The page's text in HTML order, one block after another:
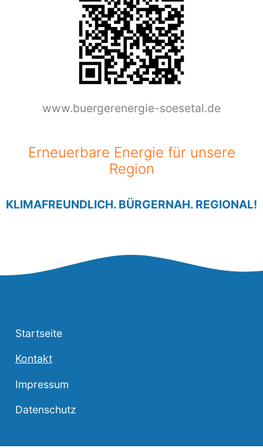
www.buergerenergie-soesetal.de
Erneuerbare Energie für unsere
Region
KLIMAFREUNDLICH. BÜRGERNAH. REGIONAL!
Startseite
Kontakt
Impressum
Datenschutz